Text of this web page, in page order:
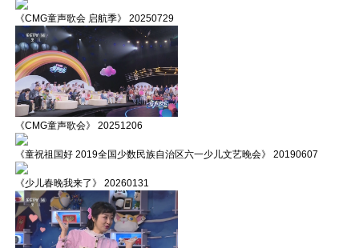
《CMG童声歌会 启航季》 20250729
《CMG童声歌会》 20251206
《童祝祖国好 2019全国少数民族自治区六一少儿文艺晚会》 20190607
《少儿春晚我来了》 20260131